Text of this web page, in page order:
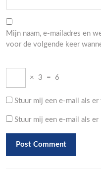
Mijn naam, e-mailadres en
voor de volgende keer
× 3 = 6
Stuur mij een e-mail als
Stuur mij een e-mail als